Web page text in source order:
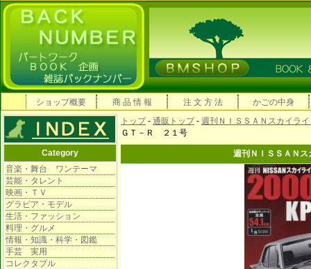
ショップ概要 商 品 情 報 注 文 方 法 かごの中身
Category
音楽・舞台 ワンテーマ
芸能・タレント
映画・ＴＶ
グラビア・モデル
生活・ファッション
料理・グルメ
情報・知識・科学・図鑑
手芸 実用
コレクタブル
トップ- 通販トップ- 週刊ＮＩＳＳＡＮスカイラ
ＧＴ－Ｒ ２１号
週刊ＮＩＳＳＡＮ